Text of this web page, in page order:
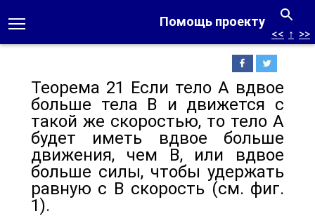
Помощь проекту
<< ↑ >>
Теорема 21 Если тело А вдвое
больше тела В и движется с
такой же скоростью, то тело А
будет иметь вдвое больше
движения, чем В, или вдвое
больше силы, чтобы удержать
равную с В скорость (см. фиг.
1).